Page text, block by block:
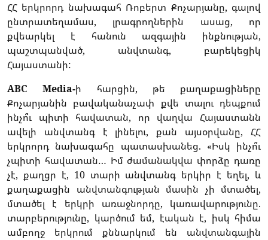
ՀՀ երկրորդ նախագահ Ռոբերտ Քոչարյանը, գալով
ընտրատեղամաս, լրագրողներին ասաց, որ
քվեարկել է հանուն ազգային ինքնության,
պաշտպանված, անվտանգ, բարեկեցիկ
Հայաստանի:
ABC Media-ի հարցին, թե քաղաքացիները
Քոչարյանին բավականաչափ քվե տալու դեպքում
ինչո՞ւ պիտի հավատան, որ վաղվա Հայաստանն
ավելի անվտանգ է լինելու, քան այսօրվանը, ՀՀ
երկրորդ նախագահը պատասխանեց. «Իսկ ինչո՞ւ
չպիտի հավատան… Իմ ժամանակվա փորձը դառը
չէ, քաղցր է, 10 տարի անվտանգ երկիր է եղել, և
քաղաքացին անվտանգության մասին չի մտածել,
մտածել է երկրի առաջնորդը, կառավարությունը.
տարբերությունը, կարծում եմ, էական է, իսկ հիմա
ամբողջ երկրում քննարկում են անվտանգային